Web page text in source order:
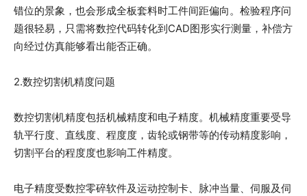
错位的景象，也会形成全板套料时工件间距偏向。检验程序问
题很轻易，只需将数控代码转化到CAD图形实行测量，补偿方
向经过仿真能够看出能否正确。
2.数控切割机精度问题
数控切割机精度包括机械精度和电子精度。机械精度重要受导
轨平行度、直线度、程度度，齿轮或钢带等的传动精度影响，
切割平台的程度度也影响工件精度。
电子精度受数控零碎软件及运动控制卡、脉冲当量、伺服及伺